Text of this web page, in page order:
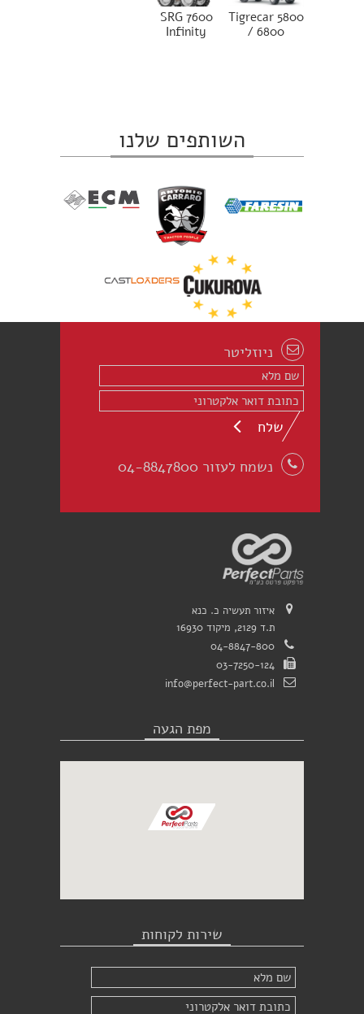
Tigrecar 5800
/ 6800
SRG 7600
Infinity
השותפים שלנו
ניוזליטר
שלח
נשמח לעזור 04-8847800
איזור תעשיה כ. כנא
ת.ד 2129, מיקוד 16930
04-8847-800
03-7250-124
info@perfect-part.co.il
מפת הגעה
שירות לקוחות